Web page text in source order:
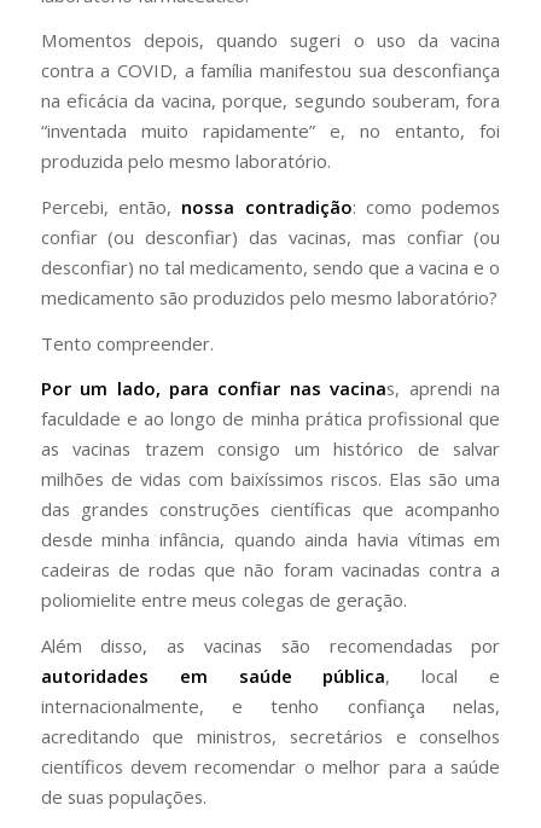
Momentos depois, quando sugeri o uso da vacina
contra a COVID, a família manifestou sua desconfiança
na eficácia da vacina, porque, segundo souberam, fora
“inventada muito rapidamente” e, no entanto, foi
produzida pelo mesmo laboratório.
Percebi, então, nossa contradição: como podemos
confiar (ou desconfiar) das vacinas, mas confiar (ou
desconfiar) no tal medicamento, sendo que a vacina e o
medicamento são produzidos pelo mesmo laboratório?
Tento compreender.
Por um lado, para confiar nas vacinas, aprendi na
faculdade e ao longo de minha prática profissional que
as vacinas trazem consigo um histórico de salvar
milhões de vidas com baixíssimos riscos. Elas são uma
das grandes construções científicas que acompanho
desde minha infância, quando ainda havia vítimas em
cadeiras de rodas que não foram vacinadas contra a
poliomielite entre meus colegas de geração.
Além disso, as vacinas são recomendadas por
autoridades em saúde pública, local e
internacionalmente, e tenho confiança nelas,
acreditando que ministros, secretários e conselhos
científicos devem recomendar o melhor para a saúde
de suas populações.